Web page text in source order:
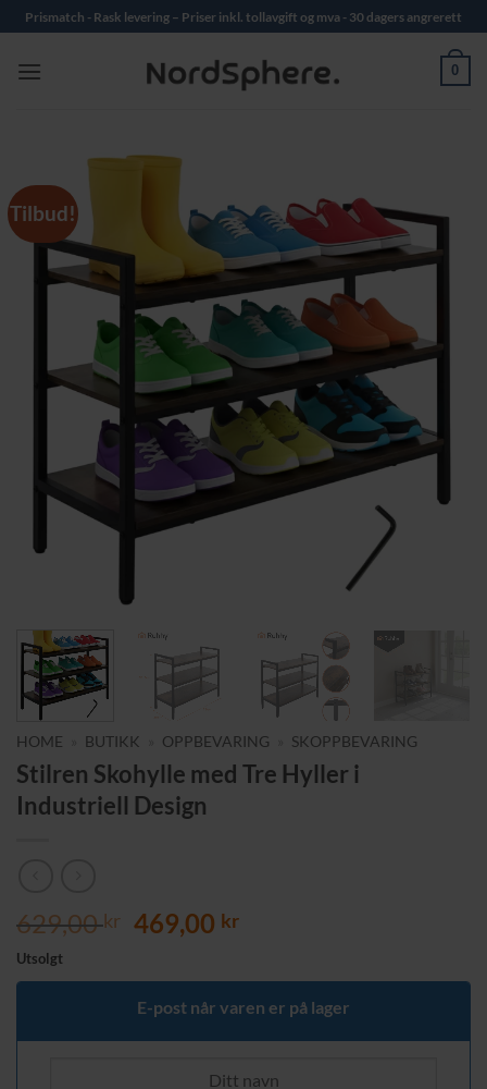
Skip
to
content
Prismatch - Rask levering – Priser inkl. tollavgift og mva - 30 dagers angrerett
0
Tilbud!
HOME BUTIKK OPPBEVARING SKOPPBEVARING
Stilren Skohylle med Tre Hyller i
Industriell Design
629,00kr Opprinnelig
var:
629,00 kr.
469,00 krNåværende
er:
469,00 kr.
Utsolgt
E-post når varen er på lager